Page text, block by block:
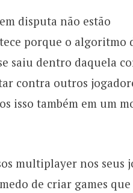
disputa não estão
porque o algoritmo
saiu dentro daquela
contra outros
isso também em um
multiplayer nos seus
de criar games que